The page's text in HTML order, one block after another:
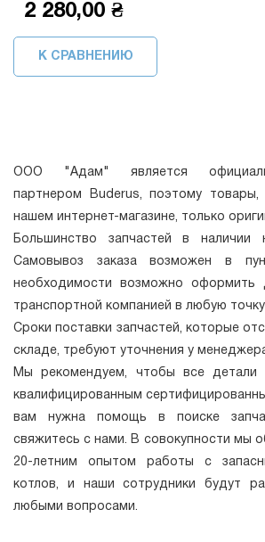
2 280,00 ₴
К СРАВНЕНИЮ
ООО "Адам" является
партнером Buderus, поэтому товары,
нашем интернет-магазине, только
Большинство запчастей в наличии
Самовывоз заказа возможен в
необходимости возможно оформить
транспортной компанией в любую точку
Сроки поставки запчастей, которые
складе, требуют уточнения у
Мы рекомендуем, чтобы все детали
квалифицированным
вам нужна помощь в поиске
свяжитесь с нами. В совокупности мы
20-летним опытом работы с
котлов, и наши сотрудники будут
любыми вопросами.